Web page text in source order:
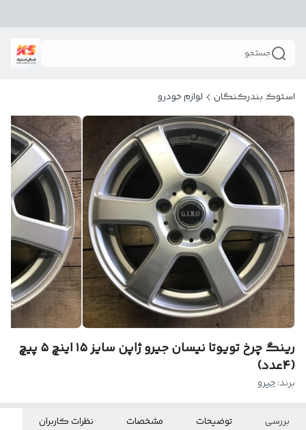
جستجو
استوک بندرکنگان لوازم خودرو
رینگ چرخ تویوتا نیسان جیرو ژاپن سایز ۱۵ اینچ ۵ پیچ
(۴عدد)
برند:جیرو
بررسی توضیحات مشخصات نظرات کاربران